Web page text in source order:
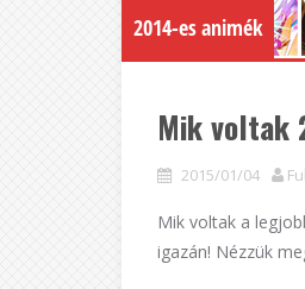
2014-es animék
Mik voltak
2015/01/04
Mik voltak a
igazán! Nézzük